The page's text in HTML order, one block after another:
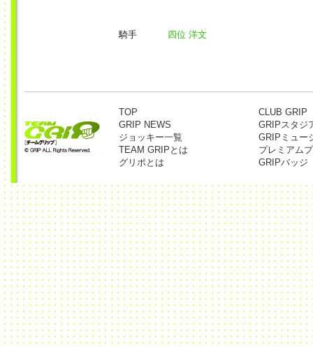
騎手 四位 洋文
TOP
GRIP NEWS
ジョッキー一覧
TEAM GRIPとは
グリポとは
CLUB GRIP
GRIPスタジ
GRIPミュー
プレミアム
GRIPバッジ